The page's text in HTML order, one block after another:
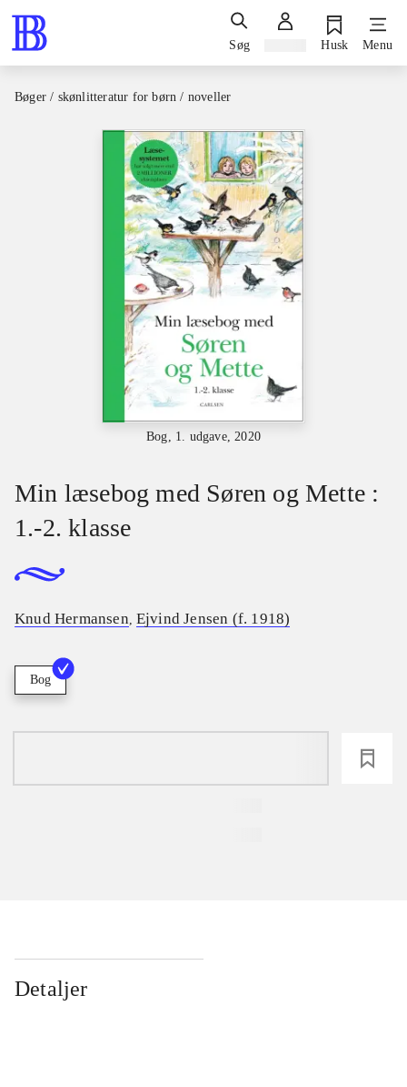
Søg Husk Menu
Bøger / skønlitteratur for børn / noveller
Bog, 1. udgave, 2020
Min læsebog med Søren og Mette :
1.-2. klasse
Knud Hermansen, Ejvind Jensen (f. 1918)
Bog
Detaljer